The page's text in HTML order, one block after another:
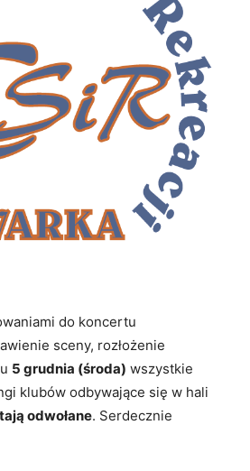
do koncertu
sceny, rozłożenie
5 grudnia (środa) wszystkie
klubów odbywające się w hali
odwołane. Serdecznie